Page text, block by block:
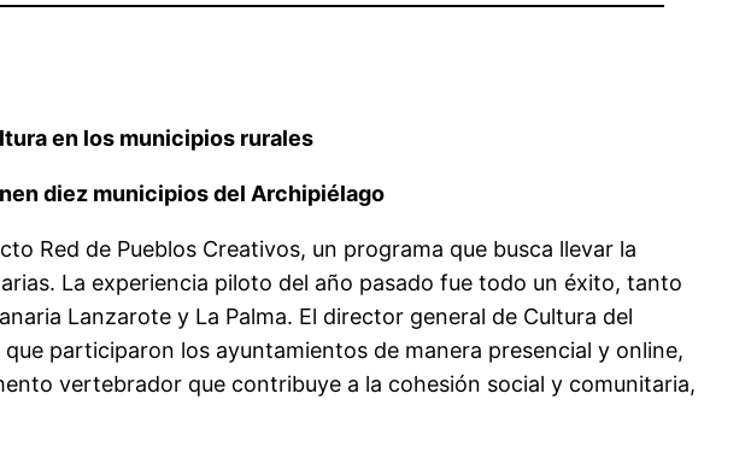
en los municipios rurales
diez municipios del Archipiélago
Red de Pueblos Creativos, un programa que busca llevar la
La experiencia piloto del año pasado fue todo un éxito, tanto
Lanzarote y La Palma. El director general de Cultura del
participaron los ayuntamientos de manera presencial y online,
vertebrador que contribuye a la cohesión social y comunitaria,